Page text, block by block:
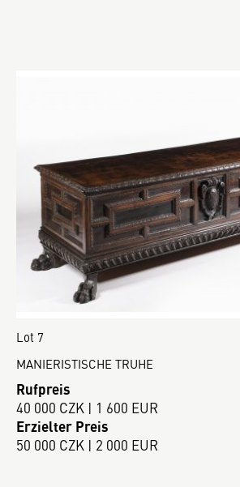
Lot 7
MANIERISTISCHE TRUHE
Rufpreis
40 000 CZK | 1 600 EUR
Erzielter Preis
50 000 CZK | 2 000 EUR